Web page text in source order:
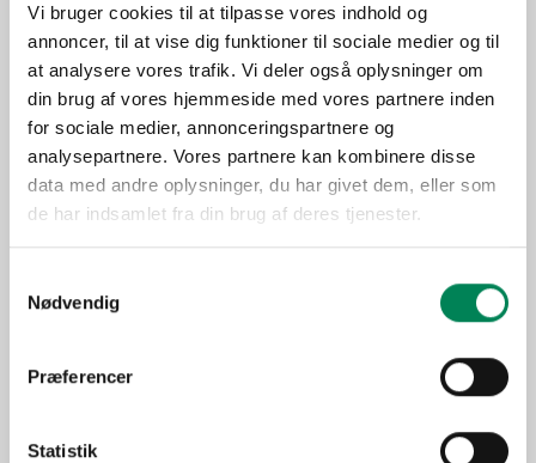
Vi bruger cookies til at tilpasse vores indhold og
annoncer, til at vise dig funktioner til sociale medier og til
at analysere vores trafik. Vi deler også oplysninger om
din brug af vores hjemmeside med vores partnere inden
for sociale medier, annonceringspartnere og
analysepartnere. Vores partnere kan kombinere disse
data med andre oplysninger, du har givet dem, eller som
de har indsamlet fra din brug af deres tjenester.
Nødvendig
Præferencer
Statistik
Vanding
Hold pottejorden jævnt
fugtig.
Gødning
Ca. hver tredje vanding i
vækstperioden.
Placering
Ude/inde
Lysbehov
Trives bedst på en lys
placering, men tåler ikke
direkte sol.
Sæson